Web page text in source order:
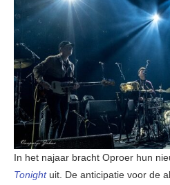
In het najaar bracht Oproer hun
Tonight uit. De anticipatie voor de